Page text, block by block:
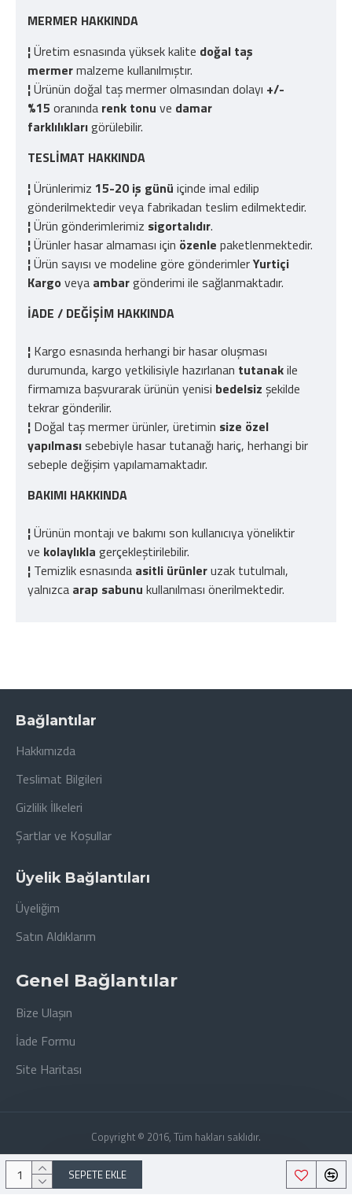
SEPETE EKLE
MERMER HAKKINDA
¦Üretim esnasında yüksek kalite doğal taş
mermermalzeme kullanılmıştır.
¦Ürünün doğal taş mermer olmasından dolayı +/-
%15 oranında renk tonu ve damar
farklılıklarıgörülebilir.
TESLİMAT HAKKINDA
¦Ürünlerimiz 15-20 iş günü içinde imal edilip
gönderilmektedir veya fabrikadan teslim edilmektedir.
¦Ürün gönderimlerimiz sigortalıdır.
¦Ürünler hasar almaması için özenle paketlenmektedir.
¦Ürün sayısı ve modeline göre gönderimlerYurtiçi
Kargo veya ambargönderimi ile sağlanmaktadır.
İADE / DEĞİŞİM HAKKINDA
¦ Kargo esnasında herhangi bir hasar oluşması
durumunda, kargo yetkilisiyle hazırlanan tutanakile
firmamıza başvurarak ürünün yenisi bedelsiz şekilde
tekrar gönderilir.
¦ Doğal taş mermer ürünler, üretimin size özel
yapılmasısebebiyle hasar tutanağı hariç, herhangi bir
sebeple değişim yapılamamaktadır.
BAKIMI HAKKINDA
¦Ürünün montajı ve bakımı son kullanıcıya yöneliktir
ve kolaylıkla gerçekleştirilebilir.
¦ Temizlik esnasında asitli ürünleruzak tutulmalı,
yalnızca arap sabunu kullanılması önerilmektedir.
Bağlantılar
Hakkımızda
Teslimat Bilgileri
Gizlilik İlkeleri
Şartlar ve Koşullar
Üyelik Bağlantıları
Üyeliğim
Satın Aldıklarım
Genel Bağlantılar
Bize Ulaşın
İade Formu
Site Haritası
Copyright © 2016, Tüm hakları saklıdır.